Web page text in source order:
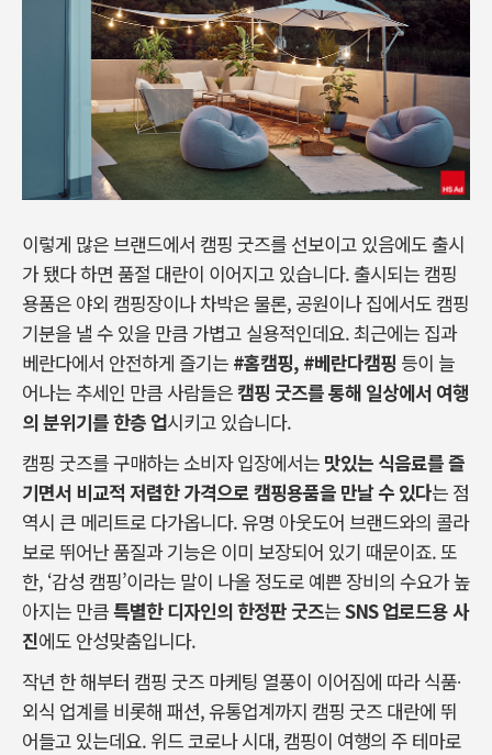
이렇게 많은 브랜드에서 캠핑 굿즈를 선보이고 있음에도 출시
가 됐다 하면 품절 대란이 이어지고 있습니다. 출시되는 캠핑
용품은 야외 캠핑장이나 차박은 물론, 공원이나 집에서도 캠핑
기분을 낼 수 있을 만큼 가볍고 실용적인데요. 최근에는 집과
베란다에서 안전하게 즐기는 #홈캠핑, #베란다캠핑 등이 늘
어나는 추세인 만큼 사람들은캠핑 굿즈를 통해 일상에서 여행
의 분위기를 한층 업시키고 있습니다.
캠핑 굿즈를 구매하는 소비자 입장에서는 맛있는 식음료를 즐
기면서 비교적 저렴한 가격으로 캠핑용품을 만날 수 있다는 점
역시 큰 메리트로 다가옵니다. 유명 아웃도어 브랜드와의 콜라
보로 뛰어난 품질과 기능은 이미 보장되어 있기 때문이죠. 또
한, ‘감성 캠핑’이라는 말이 나올 정도로 예쁜 장비의 수요가 높
아지는 만큼특별한 디자인의 한정판 굿즈는SNS 업로드용 사
진에도 안성맞춤입니다.
작년 한 해부터 캠핑 굿즈 마케팅 열풍이 이어짐에 따라 식품∙
외식 업계를 비롯해 패션, 유통업계까지 캠핑 굿즈 대란에 뛰
어들고 있는데요. 위드 코로나 시대, 캠핑이 여행의 주 테마로